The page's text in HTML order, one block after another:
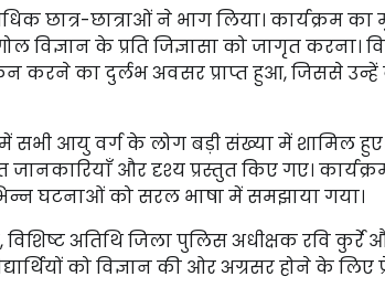
छात्राओं ने भाग लिया। कार्यक्रम का
विज्ञान के प्रति जिज्ञासा को जागृत करना।
करने का दुर्लभ अवसर प्राप्त हुआ, जिससे उन्हें
आयु वर्ग के लोग बड़ी संख्या में शामिल हुए।
जानकारियाँ और दृश्य प्रस्तुत किए गए।
घटनाओं को सरल भाषा में समझाया गया।
अतिथि जिला पुलिस अधीक्षक रवि कुर्रे
को विज्ञान की ओर अग्रसर होने के लिए